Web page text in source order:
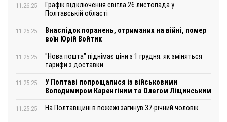
11.26.25
Графік відключення світла 26 листопада у
Полтавській області
11.25.25
Внаслідок поранень, отриманих на війні, помер
воїн Юрій Войтик
11.25.25
"Нова пошта" піднімає ціни з 1 грудня: як зміняться
тарифи з доставки
11.25.25
У Полтаві попрощалися із військовими
Володимиром Каренгіним та Олегом Ліщинським
11.25.25 На Полтавщині в пожежі загинув 37-річний чоловік